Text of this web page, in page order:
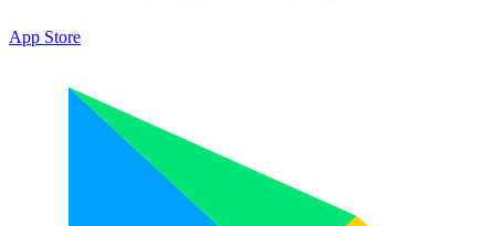
App Store